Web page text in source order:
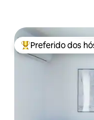
Entre os melhores
Preferido dos